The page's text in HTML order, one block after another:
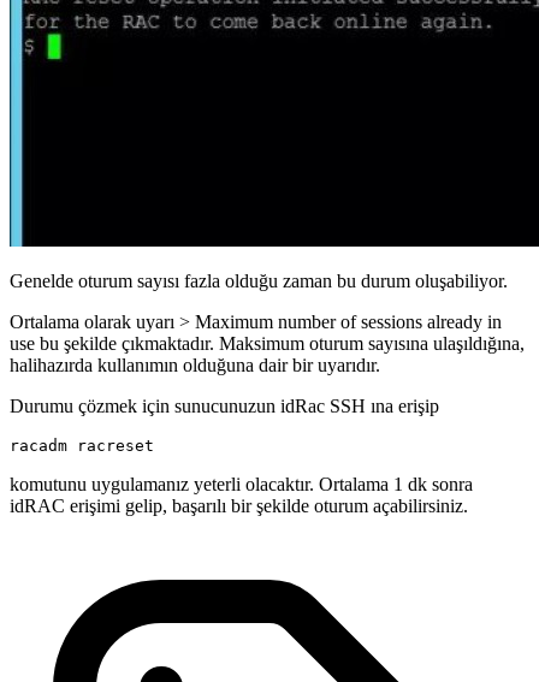
Genelde oturum sayısı fazla olduğu zaman bu durum oluşabiliyor.
Ortalama olarak uyarı > Maximum number of sessions already in
use bu şekilde çıkmaktadır. Maksimum oturum sayısına ulaşıldığına,
halihazırda kullanımın olduğuna dair bir uyarıdır.
Durumu çözmek için sunucunuzun idRac SSH ına erişip
racadm racreset
komutunu uygulamanız yeterli olacaktır. Ortalama 1 dk sonra
idRAC erişimi gelip, başarılı bir şekilde oturum açabilirsiniz.